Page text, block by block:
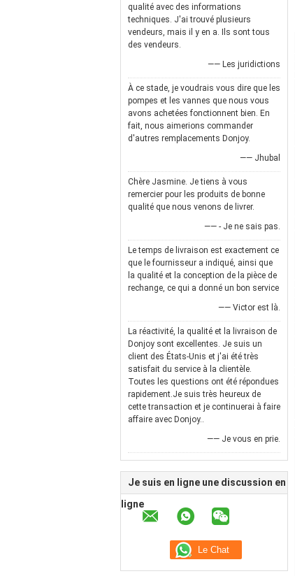
qualité avec des informations
techniques. J'ai trouvé plusieurs
vendeurs, mais il y en a. Ils sont tous
des vendeurs.
—— Les juridictions
À ce stade, je voudrais vous dire que les
pompes et les vannes que nous vous
avons achetées fonctionnent bien. En
fait, nous aimerions commander
d'autres remplacements Donjoy.
—— Jhubal
Chère Jasmine. Je tiens à vous
remercier pour les produits de bonne
qualité que nous venons de livrer.
—— - Je ne sais pas.
Le temps de livraison est exactement ce
que le fournisseur a indiqué, ainsi que
la qualité et la conception de la pièce de
rechange, ce qui a donné un bon service
—— Victor est là.
La réactivité, la qualité et la livraison de
Donjoy sont excellentes. Je suis un
client des États-Unis et j'ai été très
satisfait du service à la clientèle.
Toutes les questions ont été répondues
rapidement.Je suis très heureux de
cette transaction et je continuerai à faire
affaire avec Donjoy..
—— Je vous en prie.
Je suis en ligne une discussion en
ligne